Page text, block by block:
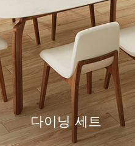
다이닝 세트